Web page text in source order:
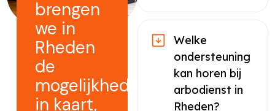
brengen
we in
Rheden
de
mogelijkheden
in kaart,
Welke
ondersteuning
kan horen bij
arbodienst in
Rheden?